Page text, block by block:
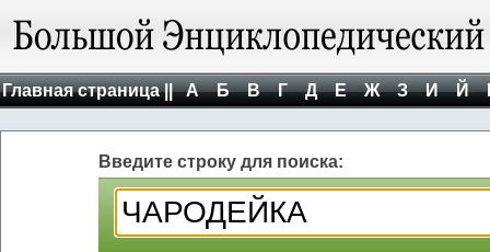
Главная страница || А Б В Г Д Е Ж З И Й
Введите строку для поиска: